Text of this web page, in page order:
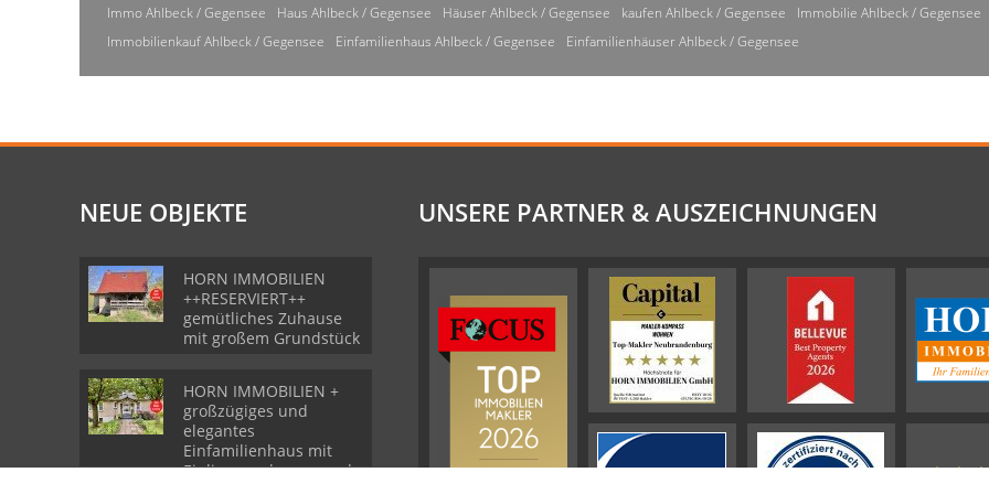
Immo Ahlbeck / Gegensee Haus Ahlbeck / Gegensee Häuser Ahlbeck / Gegensee kaufen Ahlbeck / Gegensee
Immobilie Ahlbeck / Gegensee
Immobilienkauf Ahlbeck / Gegensee
Einfamilienhaus Ahlbeck / Gegensee Einfamilienhäuser Ahlbeck / Gegensee
NEUE OBJEKTE
HORN IMMOBILIEN
++RESERVIERT++
gemütliches Zuhause
mit großem Grundstück
HORN IMMOBILIEN +
großzügiges und
elegantes
Einfamilienhaus mit
Einliegerwohnung und
UNSERE PARTNER & AUSZEICHNUNGEN